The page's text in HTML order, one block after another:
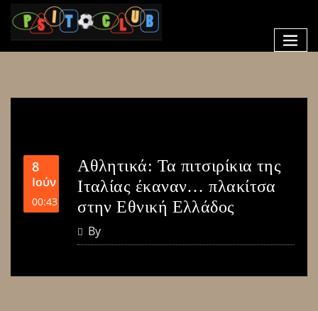
8
Ιούν
00:43
Αθλητικά: Τα πιτσιρίκια της
Ιταλίας έκαναν… πλακίτσα
στην Εθνική Ελλάδος
By